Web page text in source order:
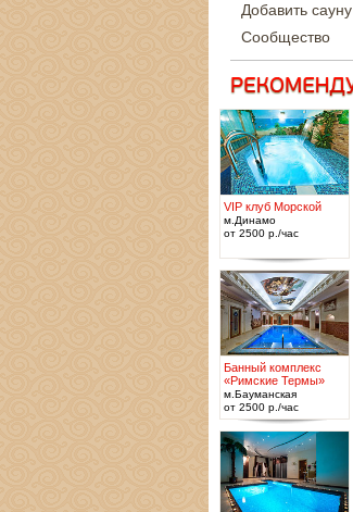
Добавить сауну
Сообщество
VIP клуб Морской
м.Динамо
от 2500 р./час
Банный комплекс
«Римские Термы»
м.Бауманская
от 2500 р./час